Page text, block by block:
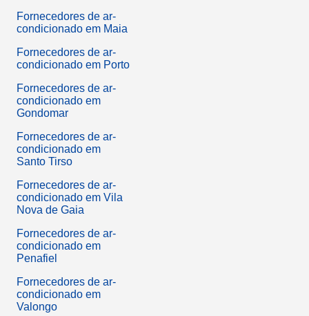
Fornecedores de ar-
condicionado em Maia
Fornecedores de ar-
condicionado em Porto
Fornecedores de ar-
condicionado em
Gondomar
Fornecedores de ar-
condicionado em
Santo Tirso
Fornecedores de ar-
condicionado em Vila
Nova de Gaia
Fornecedores de ar-
condicionado em
Penafiel
Fornecedores de ar-
condicionado em
Valongo